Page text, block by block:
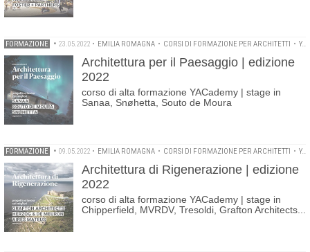
FORMAZIONE • 23.05.2022 • EMILIA ROMAGNA • CORSI DI FORMAZIONE PER ARCHITETTI • YACADEMY
Architettura per il Paesaggio | edizione
2022
corso di alta formazione YACademy | stage in
Sanaa, Snøhetta, Souto de Moura
FORMAZIONE • 09.05.2022 • EMILIA ROMAGNA • CORSI DI FORMAZIONE PER ARCHITETTI • YACADEMY
Architettura di Rigenerazione | edizione
2022
corso di alta formazione YACademy | stage in
Chipperfield, MVRDV, Tresoldi, Grafton Architects...